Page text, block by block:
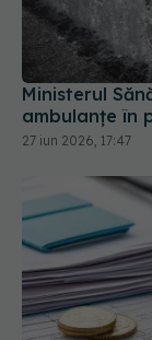
Ministerul
ambulanțe în
27 iun 2026, 17:47